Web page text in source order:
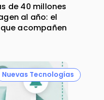
de 40 millones
al año: el
acompañen
Nuevas Tecnologías